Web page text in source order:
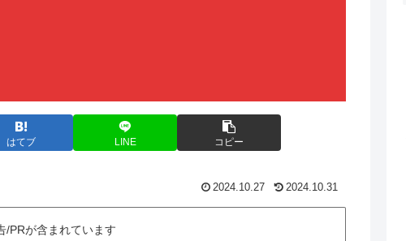
はてブ LINE コピー
2024.10.27 2024.10.31
/PRが含まれています